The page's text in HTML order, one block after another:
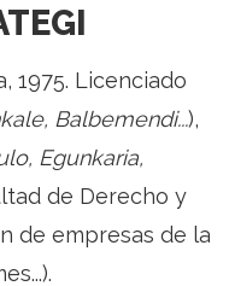
1975. Licenciado
Balbemendi...),
Egunkaria,
de Derecho y
de empresas de la